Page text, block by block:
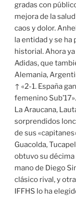
gradas con
mejora de la
caos y dolor.
la entidad y se
historial. Ahora
Adidas, que
Alemania,
↑ «2-1. España
femenino
La Araucana,
sorprendidos
de sus
Guacolda,
obtuvo su décima
mano de Diego
clásico rival, y
IFFHS lo ha